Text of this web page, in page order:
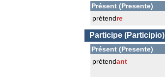
Présent (Presente)
prétendre
Participe (Participio)
Présent (Presente)
prétendant